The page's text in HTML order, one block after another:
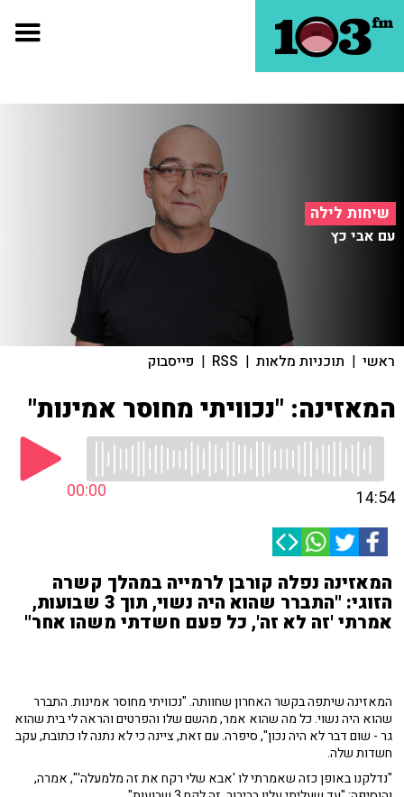
שיחות לילה
עם אבי כץ
ראשי | תוכניות מלאות |
RSS
| פייסבוק
המאזינה: "נכוויתי מחוסר אמינות"
00:00 14:54
המאזינה נפלה קורבן לרמייה במהלך קשרה
הזוגי: "התברר שהוא היה נשוי, תוך 3 שבועות,
אמרתי 'זה לא זה', כל פעם חשדתי משהו אחר"
המאזינה שיתפה בקשר האחרון שחוותה. "נכוויתי מחוסר אמינות. התברר
שהוא היה נשוי. כל מה שהוא אמר, מהשם שלו והפרטים והראה לי בית שהוא
גר - שום דבר לא היה נכון", סיפרה. עם זאת, ציינה כי לא נתנה לו כתובת, עקב
חשדות שלה.
"נדלקנו באופן כזה שאמרתי לו 'אבא שלי רקח את זה מלמעלה'", אמרה,